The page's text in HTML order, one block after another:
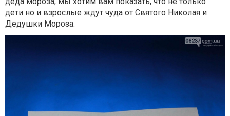
дети но и взрослые ждут чуда от Святого Николая и
Дедушки Мороза.